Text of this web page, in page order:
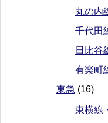
丸の内
千代田
日比谷
有楽町
東急 (16)
東横線